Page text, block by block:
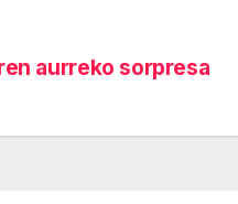
aurreko sorpresa